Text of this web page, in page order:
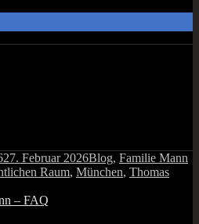
27. Februar 2026Kategorien
Blog, Familie Mann
Raum, München, Thomas
– FAQ